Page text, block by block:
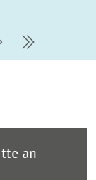
Nächste
letzte
an